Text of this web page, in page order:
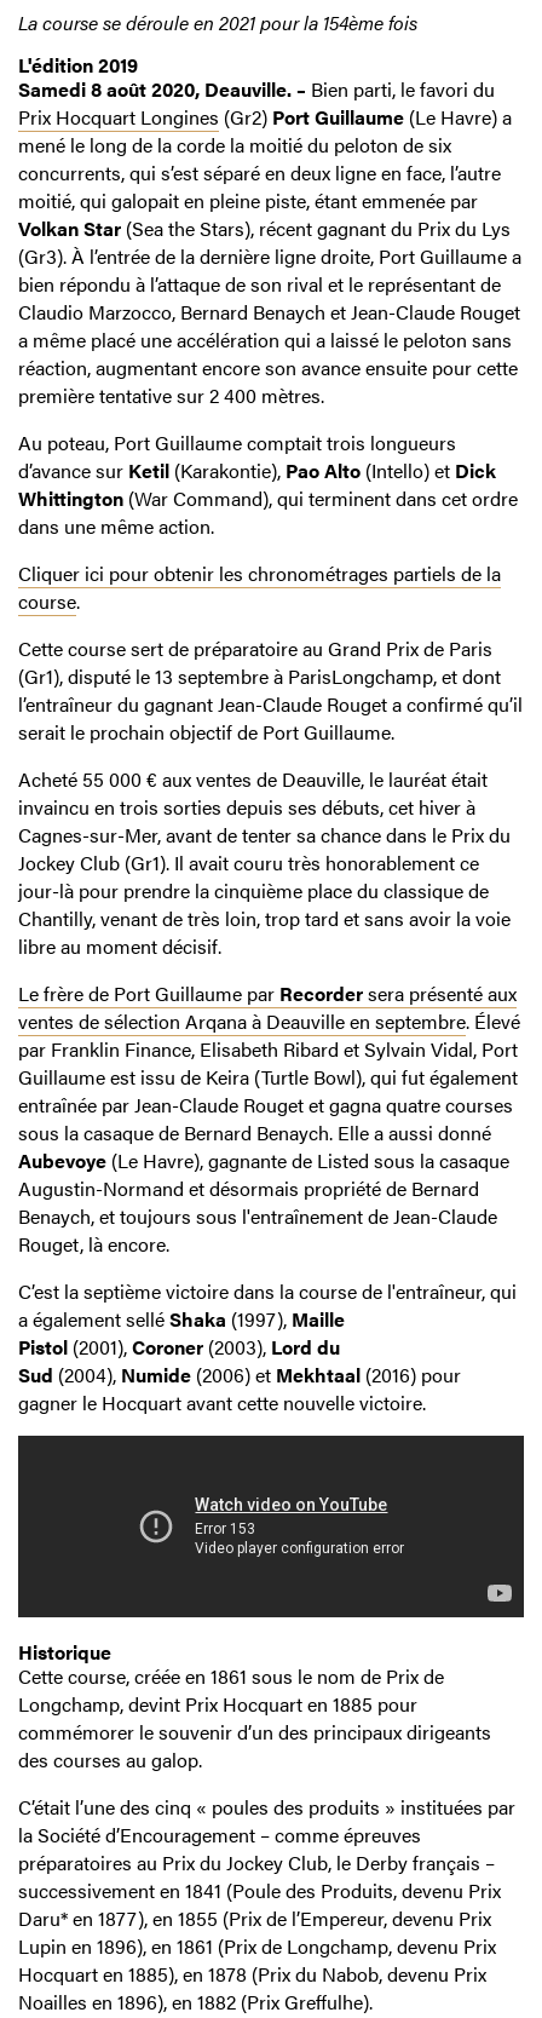
La course se déroule en 2021 pour la 154ème fois
L'édition 2019
Samedi 8 août 2020, Deauville. – Bien parti, le favori du
Prix Hocquart Longines (Gr2) Port Guillaume (Le Havre) a
mené le long de la corde la moitié du peloton de six
concurrents, qui s’est séparé en deux ligne en face, l’autre
moitié, qui galopait en pleine piste, étant emmenée par
Volkan Star (Sea the Stars), récent gagnant du Prix du Lys
(Gr3). À l’entrée de la dernière ligne droite, Port Guillaume a
bien répondu à l’attaque de son rival et le représentant de
Claudio Marzocco, Bernard Benaych et Jean-Claude Rouget
a même placé une accélération qui a laissé le peloton sans
réaction, augmentant encore son avance ensuite pour cette
première tentative sur 2 400 mètres.
Au poteau, Port Guillaume comptait trois longueurs
d’avance sur Ketil (Karakontie), Pao Alto (Intello) et Dick
Whittington (War Command), qui terminent dans cet ordre
dans une même action.
Cliquer ici pour obtenir les chronométrages partiels de la
course.
Cette course sert de préparatoire au Grand Prix de Paris
(Gr1), disputé le 13 septembre à ParisLongchamp, et dont
l’entraîneur du gagnant Jean-Claude Rouget a confirmé qu’il
serait le prochain objectif de Port Guillaume.
Acheté 55 000 € aux ventes de Deauville, le lauréat était
invaincu en trois sorties depuis ses débuts, cet hiver à
Cagnes-sur-Mer, avant de tenter sa chance dans le Prix du
Jockey Club (Gr1). Il avait couru très honorablement ce
jour-là pour prendre la cinquième place du classique de
Chantilly, venant de très loin, trop tard et sans avoir la voie
libre au moment décisif.
Le frère de Port Guillaume par Recordersera présenté aux
ventes de sélection Arqana à Deauville en septembre. Élevé
par Franklin Finance, Elisabeth Ribard et Sylvain Vidal, Port
Guillaume est issu de Keira (Turtle Bowl), qui fut également
entraînée par Jean-Claude Rouget et gagna quatre courses
sous la casaque de Bernard Benaych. Elle a aussi donné
Aubevoye (Le Havre), gagnante de Listed sous la casaque
Augustin-Normand et désormais propriété de Bernard
Benaych, et toujours sous l'entraînement de Jean-Claude
Rouget, là encore.
C’est la septième victoire dans la course de l'entraîneur, qui
a également selléShaka (1997), Maille
Pistol (2001),Coroner (2003), Lord du
Sud (2004), Numide (2006) et Mekhtaal (2016) pour
gagner le Hocquart avant cette nouvelle victoire.
Historique
Cette course, créée en 1861 sous le nom de Prix de
Longchamp, devint Prix Hocquart en 1885 pour
commémorer le souvenir d’un des principaux dirigeants
des courses au galop.
C’était l’une des cinq « poules des produits » instituées par
la Société d’Encouragement – comme épreuves
préparatoires au Prix du Jockey Club, le Derby français –
successivement en 1841 (Poule des Produits, devenu Prix
Daru* en 1877), en 1855 (Prix de l’Empereur, devenu Prix
Lupin en 1896), en 1861 (Prix de Longchamp, devenu Prix
Hocquart en 1885), en 1878 (Prix du Nabob, devenu Prix
Noailles en 1896), en 1882 (Prix Greffulhe).